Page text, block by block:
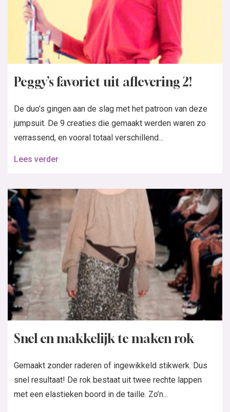
Peggy’s favoriet uit aflevering 2!
De duo’s gingen aan de slag met het patroon van deze
jumpsuit. De 9 creaties die gemaakt werden waren zo
verrassend, en vooral totaal verschillend...
Lees verder
Snel en makkelijk te maken rok
Gemaakt zonder raderen of ingewikkeld stikwerk. Dus
snel resultaat! De rok bestaat uit twee rechte lappen
met een elastieken boord in de taille. Zo’n...